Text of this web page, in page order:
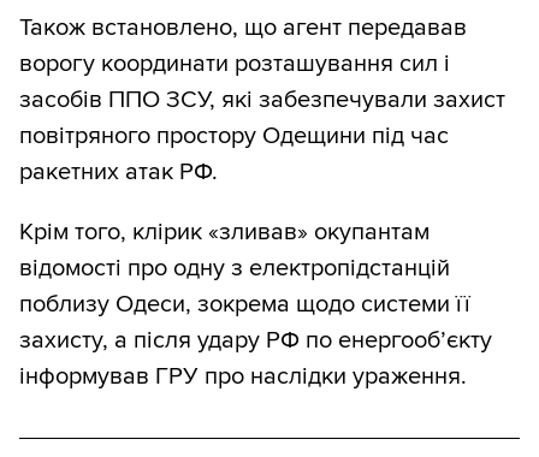
Також встановлено, що агент передавав
ворогу координати розташування сил і
засобів ППО ЗСУ, які забезпечували захист
повітряного простору Одещини під час
ракетних атак РФ.
Крім того, клірик «зливав» окупантам
відомості про одну з електропідстанцій
поблизу Одеси, зокрема щодо системи її
захисту, а після удару РФ по енергооб’єкту
інформував ГРУ про наслідки ураження.